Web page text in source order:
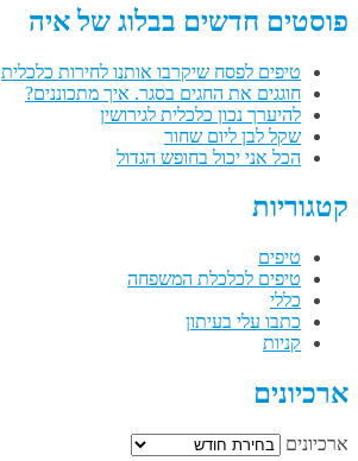
פוסטים חדשים בבלוג של איה
טיפים לפסח שיקרבו אותנו לחירות כלכלית
חוגגים את החגים בסגר. איך מתכוננים?
להיערך נכון כלכלית לגירושין
שקל לבן ליום שחור
הכל אני יכול בחופש הגדול
קטגוריות
טיפים
טיפים לכלכלת המשפחה
כללי
כתבו עלי בעיתון
קניות
ארכיונים
ארכיונים